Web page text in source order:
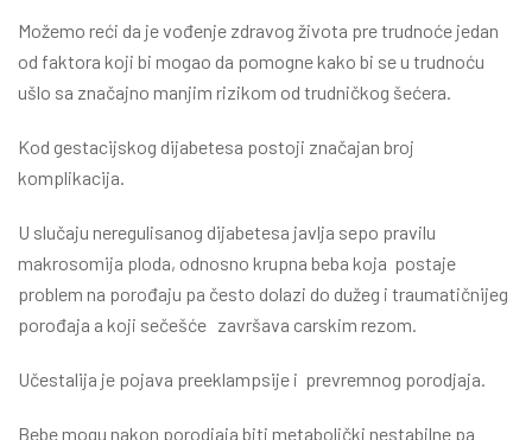
Možemo reći da je vođenje zdravog života pre trudnoće jedan
od faktora koji bi mogao da pomogne kako bi se u trudnoću
ušlo sa značajno manjim rizikom od trudničkog šećera.
Kod gestacijskog dijabetesa postoji značajan broj
komplikacija.
U slučaju neregulisanog dijabetesa javlja sepo pravilu
makrosomija ploda, odnosno krupna beba koja postaje
problem na porođaju pa često dolazi do dužeg i traumatičnijeg
porođaja a koji sečešće završava carskim rezom.
Učestalija je pojava preeklampsije i prevremnog porodjaja.
Bebe mogu nakon porodjaja biti metabolički nestabilne pa